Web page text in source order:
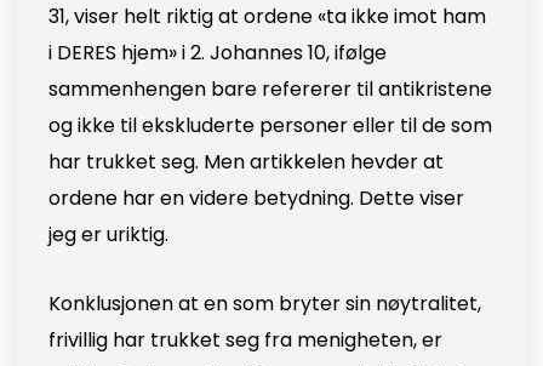
31, viser helt riktig at ordene «ta ikke imot ham
i DERES hjem» i 2. Johannes 10, ifølge
sammenhengen bare refererer til antikristene
og ikke til ekskluderte personer eller til de som
har trukket seg. Men artikkelen hevder at
ordene har en videre betydning. Dette viser
jeg er uriktig.
Konklusjonen at en som bryter sin nøytralitet,
frivillig har trukket seg fra menigheten, er